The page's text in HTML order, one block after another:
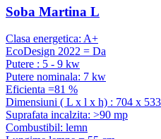
Soba Martina L
Clasa energetica: A+
EcoDesign 2022 = Da
Putere : 5 - 9 kw
Putere nominala: 7 kw
Eficienta =81 %
Dimensiuni ( L x l x h) : 704 x
Suprafata incalzita: >90 mp
Combustibil: lemn